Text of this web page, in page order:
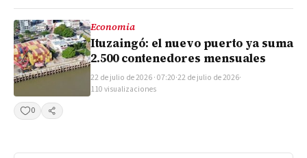
Economia
Ituzaingó: el nuevo puerto ya suma
2.500 contenedores mensuales
22 de julio de 2026 · 07:20·22 de julio de 2026·
110 visualizaciones
0
Compartir